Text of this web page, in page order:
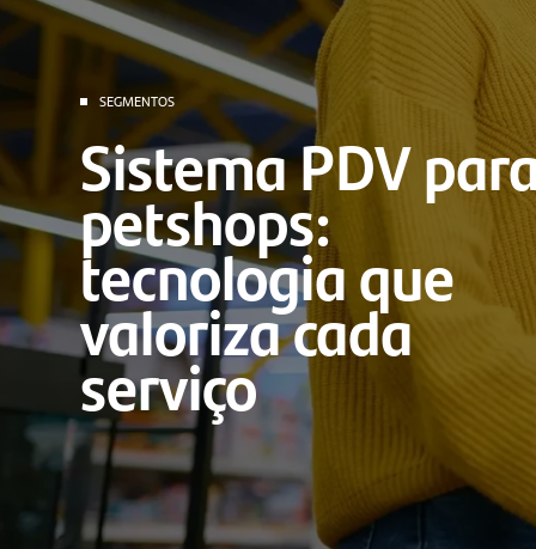
SEGMENTOS
Sistema PDV
petshops:
tecnologia que
valoriza cada
serviço